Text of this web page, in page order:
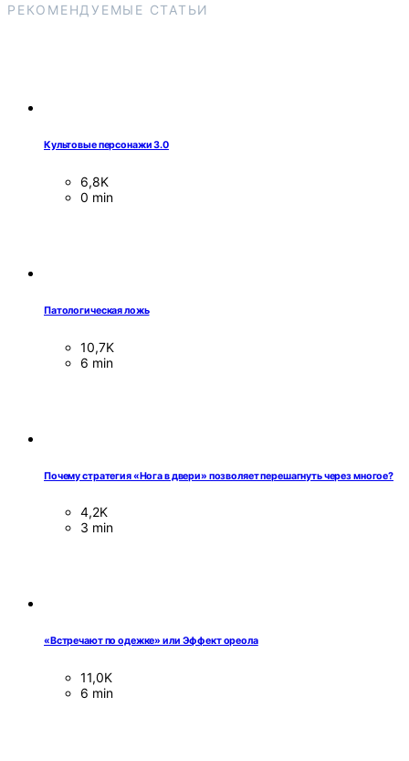
РЕКОМЕНДУЕМЫЕ СТАТЬИ
Культовые персонажи 3.0
6,8K
0 min
Патологическая ложь
10,7K
6 min
Почему стратегия «Нога в двери» позволяет перешагнуть через многое?
4,2K
3 min
«Встречают по одежке» или Эффект ореола
11,0K
6 min